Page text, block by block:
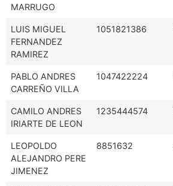
MARRUGO
LUIS MIGUEL
FERNANDEZ
RAMIREZ
1051821386
PABLO ANDRES
CARREÑO VILLA
1047422224
CAMILO ANDRES
IRIARTE DE LEON
1235444574
LEOPOLDO
ALEJANDRO PERE
JIMENEZ
8851632